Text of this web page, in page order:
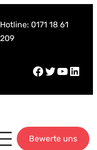
Hotline: 0171 18 61
209
Facebook Twitter YouTube LinkedIn
Bewerte uns